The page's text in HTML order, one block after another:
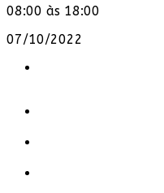
08:00 às 18:00
07/10/2022